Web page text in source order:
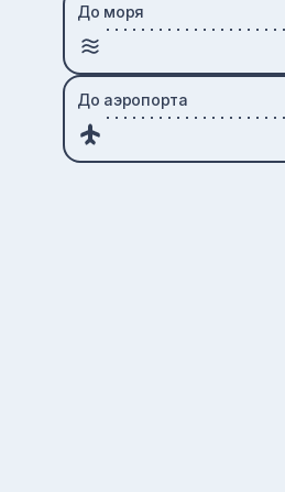
До моря
До аэропорта